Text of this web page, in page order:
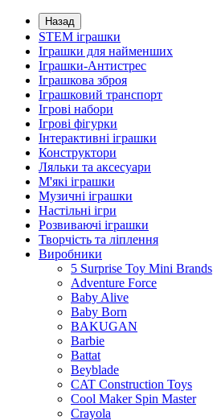
Назад
STEM іграшки
Іграшки для найменших
Іграшки-Антистрес
Іграшкова зброя
Іграшковий транспорт
Ігрові набори
Ігрові фігурки
Інтерактивні іграшки
Конструктори
Ляльки та аксесуари
М'які іграшки
Музичні іграшки
Настільні iгри
Розвиваючі іграшки
Творчість та ліплення
Виробники
5 Surprise Toy Mini Brands
Adventure Force
Baby Alive
Baby Born
BAKUGAN
Barbie
Battat
Beyblade
CAT Construction Toys
Cool Maker Spin Master
Crayola